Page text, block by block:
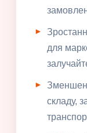
для
складу,